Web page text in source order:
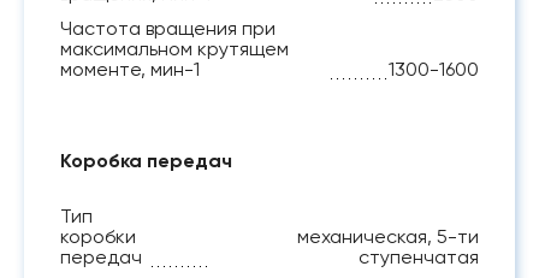
Частота вращения при
максимальном крутящем
моменте, мин-1
1300-1600
Коробка передач
Тип
коробки
передач
механическая, 5-ти
ступенчатая